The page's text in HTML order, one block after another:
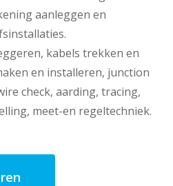
aanleggen en
kabels trekken en
en installeren, junction
check, aarding, tracing,
meet-en regeltechniek.